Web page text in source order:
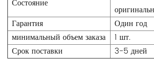
Состояние
Гарантия
Один год
минимальный объем заказа
1 шт.
Срок поставки
3-5 дней